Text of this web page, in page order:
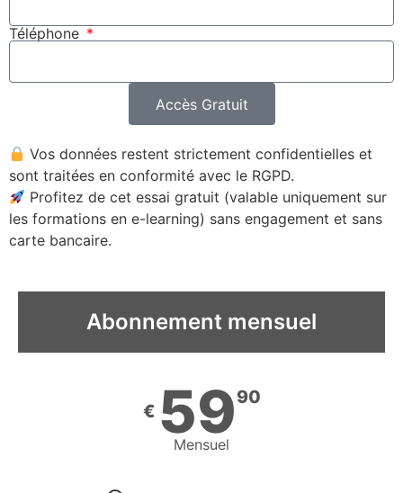
Téléphone
Accès Gratuit
Vos données restent strictement confidentielles et
sont traitées en conformité avec le RGPD.
Profitez de cet essai gratuit (valable uniquement sur
les formations en e-learning) sans engagement et sans
carte bancaire.
Abonnement mensuel
€ 5990
Mensuel